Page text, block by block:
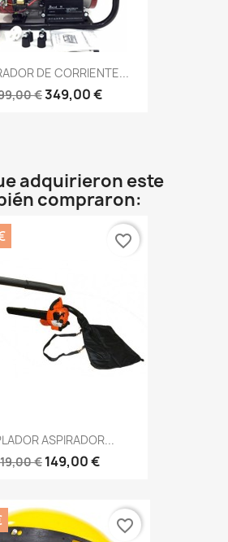
DE CORRIENTE...
€349,00 €
adquirieron este
compraron:
ASPIRADOR...
€ 149,00 €
favorite_border
favorite_border